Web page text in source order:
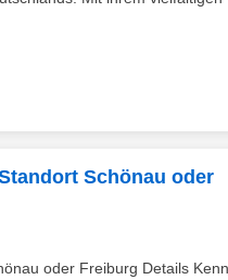
Schönau oder
oder Freiburg Details